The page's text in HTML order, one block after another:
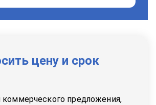
цену и срок
коммерческого предложения,